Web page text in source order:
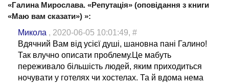
«Галина Мирослава. «Репутація» (оповідання з книги
«Маю вам сказати») »:
Микола , 2020-06-05 10:01:49, #
Вдячний Вам від усієї душі, шановна пані Галино!
Так влучно описати проблему.Це мабуть
переживало більшість людей, яким приходиться
ночувати у готелях чи хостелах. Та й вдома нема